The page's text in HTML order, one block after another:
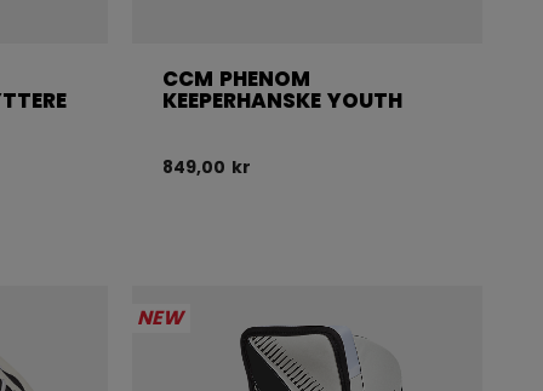
CCM PHENOM
KEEPERHANSKE YOUTH
849,00 kr
NEW